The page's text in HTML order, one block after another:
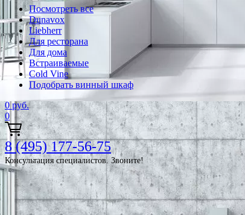
Посмотреть все
Dunavox
Liebherr
Для ресторана
Для дома
Встраиваемые
Cold Vine
Подобрать винный шкаф
0 руб.
0
8 (495) 177-56-75
Консультация специалистов. Звоните!